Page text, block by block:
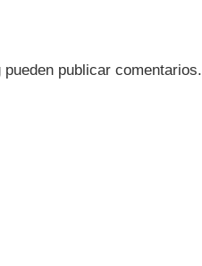
publicar comentarios.